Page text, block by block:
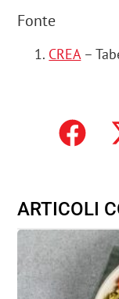
Fonte
CREA–
ARTICOLI